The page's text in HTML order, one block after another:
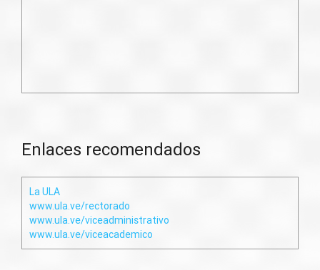
Enlaces recomendados
La ULA
www.ula.ve/rectorado
www.ula.ve/viceadministrativo
www.ula.ve/viceacademico